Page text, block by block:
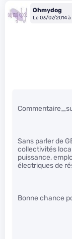
Ohmydog
Le 03/07/2014 à
Sans parler de
collectivités
puissance,
électriques de
Bonne chance